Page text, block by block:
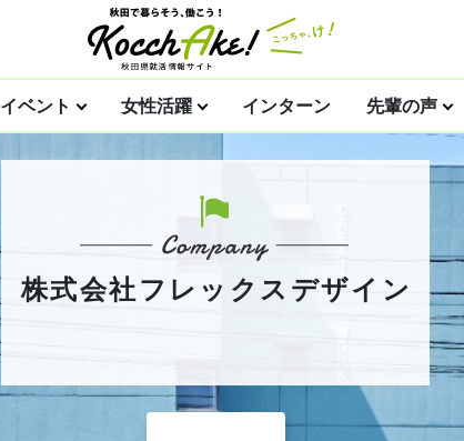
イベント 女性活躍 インターン 先輩の声
株式会社フレックスデザイン